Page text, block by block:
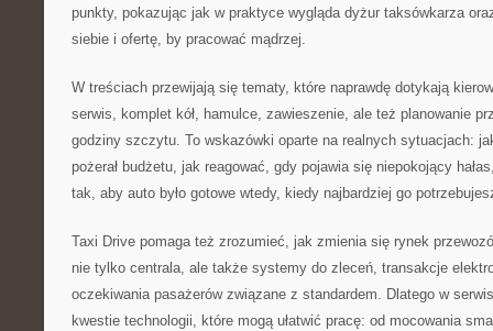
punkty, pokazując jak w praktyce wygląda dyżur taksówkarza
siebie i ofertę, by pracować mądrzej.
W treściach przewijają się tematy, które naprawdę dotykają
serwis, komplet kół, hamulce, zawieszenie, ale też planowanie
godziny szczytu. To wskazówki oparte na realnych sytuacjach:
pożerał budżetu, jak reagować, gdy pojawia się niepokojący
tak, aby auto było gotowe wtedy, kiedy najbardziej go
Taxi Drive pomaga też zrozumieć, jak zmienia się rynek
nie tylko centrala, ale także systemy do zleceń, transakcje
oczekiwania pasażerów związane z standardem. Dlatego w
kwestie technologii, które mogą ułatwić pracę: od mocowania